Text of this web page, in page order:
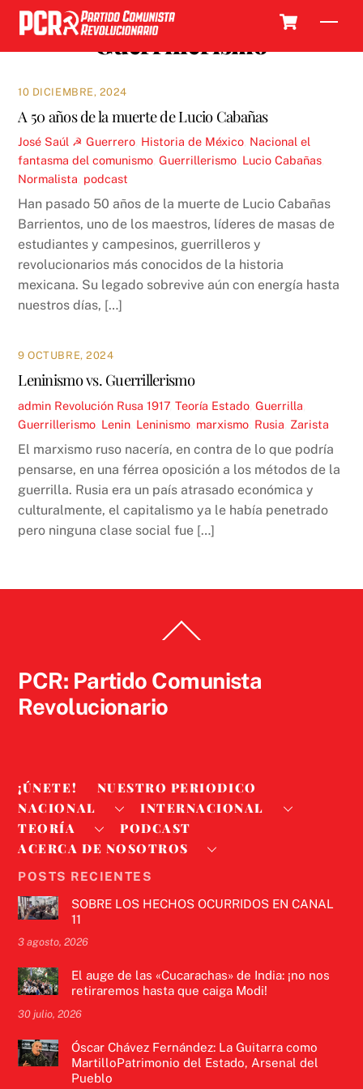
Skip
content
Guerrillerismo
10 DICIEMBRE, 2024
A 50 años de la muerte de Lucio Cabañas
José Saúl ☭ Guerrero Historia de México Nacional el
fantasma del comunismo ,Guerrillerismo Lucio Cabañas
Normalista podcast
Han pasado 50 años de la muerte de Lucio Cabañas
Barrientos, uno de los maestros, líderes de masas de
estudiantes y campesinos, guerrilleros y
revolucionarios más conocidos de la historia
mexicana. Su legado sobrevive aún con energía hasta
nuestros días, […]
9 OCTUBRE, 2024
Leninismo vs. Guerrillerismo
admin Revolución Rusa 1917,Teoría Estado ,Guerrilla
Guerrillerismo Lenin Leninismo marxismo Rusia Zarista
El marxismo ruso nacería, en contra de lo que podría
pensarse, en una férrea oposición a los métodos de la
guerrilla. Rusia era un país atrasado económica y
culturalmente, el capitalismo ya le había penetrado
pero ninguna clase social fue […]
To
PCR: Partido Comunista
Revolucionario
¡ÚNETE!
NUESTRO PERIODICO
NACIONAL
INTERNACIONAL
TEORÍA
PODCAST
ACERCA DE NOSOTROS
POSTS RECIENTES
SOBRE LOS HECHOS OCURRIDOS EN CANAL
11
3 agosto, 2026
El auge de las «Cucarachas» de India: ¡no nos
retiraremos hasta que caiga Modi!
30 julio, 2026
Óscar Chávez Fernández: La Guitarra como
MartilloPatrimonio del Estado, Arsenal del
Pueblo